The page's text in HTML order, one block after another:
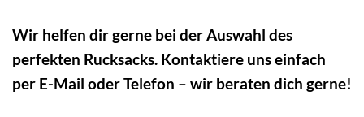
Wir helfen dir gerne bei der Auswahl des
perfekten Rucksacks. Kontaktiere uns einfach
per E-Mail oder Telefon – wir beraten dich gerne!